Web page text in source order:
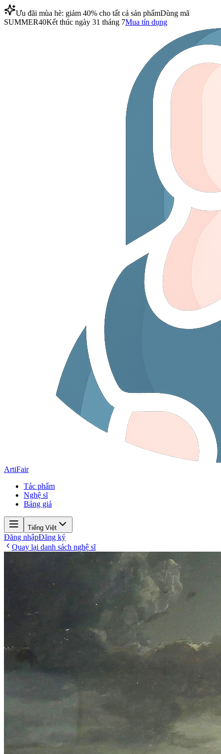
Ưu đãi mùa hè: giảm 40% cho tất cả sản phẩmDùng mã
SUMMER40Kết thúc ngày 31 tháng 7Mua tín dụng
ArtiFair
Tác phẩm
Nghệ sĩ
Bảng giá
Tiếng Việt
Đăng nhậpĐăng ký
Quay lại danh sách nghệ sĩ